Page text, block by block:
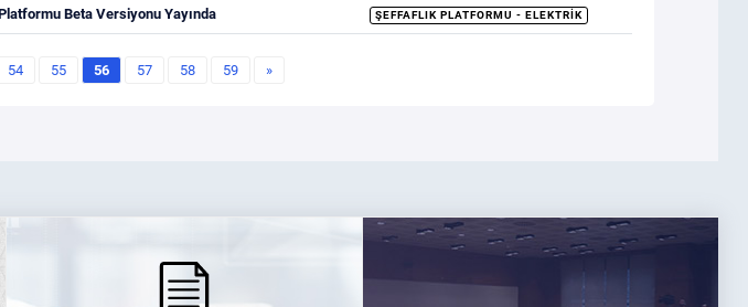
Beta Versiyonu Yayında ŞEFFAFLIK PLATFORMU - ELEKTRIK
54 55 56 57 58 59 »